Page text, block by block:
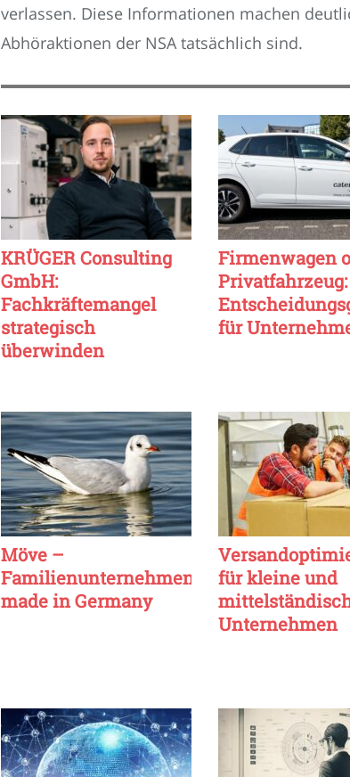
verlassen. Diese Informationen machen
Abhöraktionen der NSA tatsächlich sind.
KRÜGER Consulting
GmbH:
Fachkräftemangel
strategisch
überwinden
Firmenwagen
Privatfahrzeug:
für
Möve –
Familienunternehmen
made in Germany
für kleine und
Unternehmen